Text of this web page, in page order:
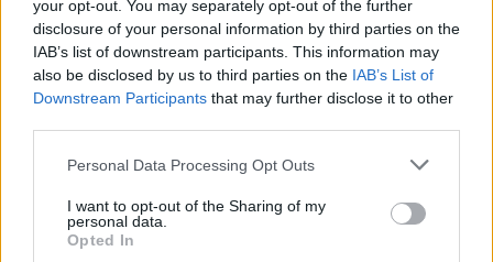
your opt-out. You may separately opt-out of the further
disclosure of your personal information by third parties on the
IAB’s list of downstream participants. This information may
also be disclosed by us to third parties on the IAB’s List of
Downstream Participants that may further disclose it to other
Personal Data Processing Opt Outs
I want to opt-out of the Sharing of my
personal data.
Opted In
Pieśń nad pieśniami –
analiza i interpretacja
fragmentem w całym Piśmie Świętym. Wynika
to z tego, że nie przedstawiono w niej osoby